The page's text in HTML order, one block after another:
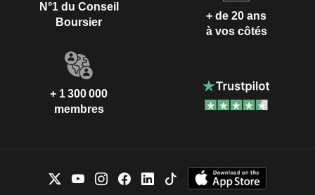
N°1 du Conseil
Boursier
+ de 20 ans
à vos côtés
+ 1 300 000
membres